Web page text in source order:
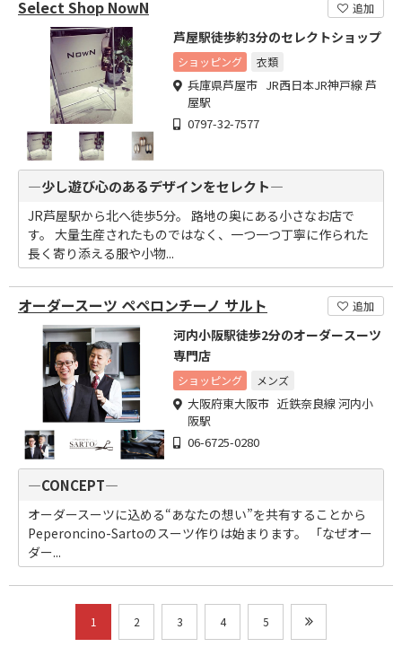
Select Shop NowN 追加
芦屋駅徒歩約3分のセレクトショップ
ショッピング 衣類
兵庫県芦屋市 JR西日本JR神戸線 芦
屋駅
0797-32-7577
―少し遊び心のあるデザインをセレクト―
JR芦屋駅から北へ徒歩5分。 路地の奥にある小さなお店で
す。 大量生産されたものではなく、一つ一つ丁寧に作られた
長く寄り添える服や小物...
オーダースーツ ペペロンチーノ サルト 追加
河内小阪駅徒歩2分のオーダースーツ
専門店
ショッピング メンズ
大阪府東大阪市 近鉄奈良線 河内小
阪駅
06-6725-0280
―CONCEPT―
オーダースーツに込める“あなたの想い”を共有することから
Peperoncino-Sartoのスーツ作りは始まります。 「なぜオー
ダー...
1 2 3 4 5